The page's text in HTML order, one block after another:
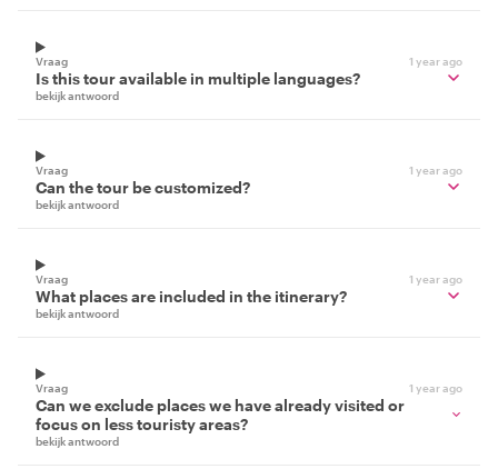
Vraag 1 year ago
Is this tour available in multiple languages?
bekijk antwoord
Vraag 1 year ago
Can the tour be customized?
bekijk antwoord
Vraag 1 year ago
What places are included in the itinerary?
bekijk antwoord
Vraag 1 year ago
Can we exclude places we have already visited or
focus on less touristy areas?
bekijk antwoord